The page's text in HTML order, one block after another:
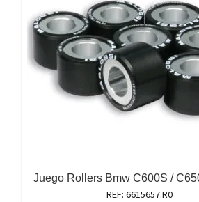
Juego Rollers Bmw C600S /
REF: 6615657.R0